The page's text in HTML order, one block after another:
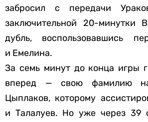
забросил с передачи
заключительной 20-минутки
дубль, воспользовавшись
и Емелина.
За семь минут до конца игры
вперед — свою фамилию
Цыплаков, которому
и Талалуев. Но уже через 39